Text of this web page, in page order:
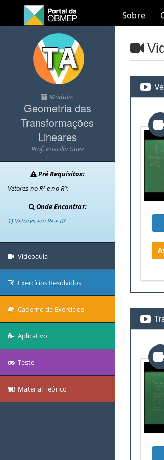
Sobre
Módulo:
Geometria das
Transformações
Lineares
Prof. Priscilla Guez
Pré Requisitos:
Vetores no R² e no R³:
Onde Encontrar:
1) Vetores em R² e R³
Videoaula
Exercícios Resolvidos
Caderno de Exercícios
Aplicativo
Teste
Material Teórico